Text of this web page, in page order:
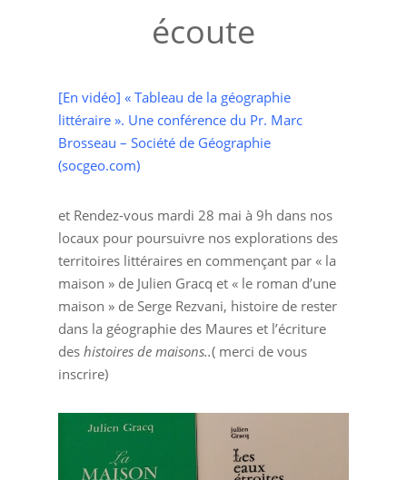
écoute
[En vidéo] « Tableau de la géographie
littéraire ». Une conférence du Pr. Marc
Brosseau – Société de Géographie
(socgeo.com)
et Rendez-vous mardi 28 mai à 9h dans nos
locaux pour poursuivre nos explorations des
territoires littéraires en commençant par « la
maison » de Julien Gracq et « le roman d’une
maison » de Serge Rezvani, histoire de rester
dans la géographie des Maures et l’écriture
des histoires de maisons..( merci de vous
inscrire)